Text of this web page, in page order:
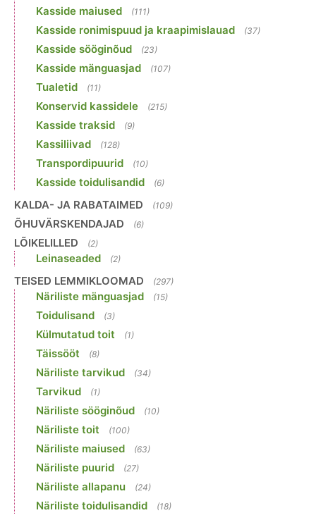
Kasside maiused (111)
Kasside ronimispuud ja kraapimislauad (37)
Kasside sööginõud (23)
Kasside mänguasjad (107)
Tualetid (11)
Konservid kassidele (215)
Kasside traksid (9)
Kassiliivad (128)
Transpordipuurid (10)
Kasside toidulisandid (6)
KALDA- JA RABATAIMED (109)
ÕHUVÄRSKENDAJAD (6)
LÕIKELILLED (2)
Leinaseaded (2)
TEISED LEMMIKLOOMAD (297)
Näriliste mänguasjad (15)
Toidulisand (3)
Külmutatud toit (1)
Täissööt (8)
Näriliste tarvikud (34)
Tarvikud (1)
Näriliste sööginõud (10)
Näriliste toit (100)
Näriliste maiused (63)
Näriliste puurid (27)
Näriliste allapanu (24)
Näriliste toidulisandid (18)